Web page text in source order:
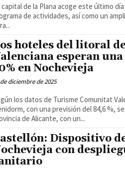
capital de la Plana acoge este último
de actividades, así como un
hoteles del litoral
esperan
en Nochevieja
diciembre de 2025
los datos de Turisme Comunitat
con una previsión del 84,6 %,
de Alicante, con un...
Dispositivo
con